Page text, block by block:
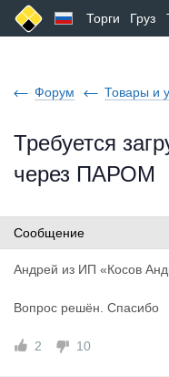
Торги Груз
Форум Товары и
Требуется
через ПАРОМ
Сообщение
Андрей из ИП «Косов
Вопрос решён. Спасибо
2 10